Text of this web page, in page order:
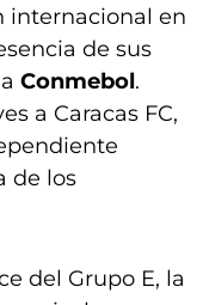
internacional en
de sus
Conmebol.
a Caracas FC,
de los
del Grupo E, la